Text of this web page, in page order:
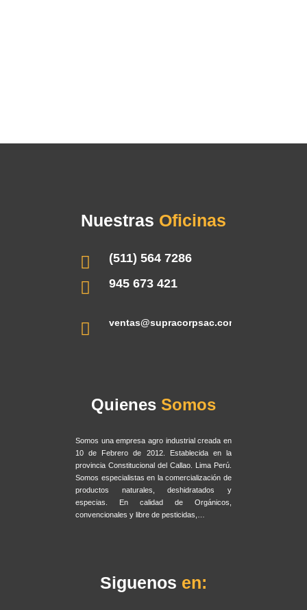
Nuestras Oficinas
(511) 564 7286
945 673 421
ventas@supracorpsac.com
Quienes Somos
Somos una empresa agro industrial creada en
10 de Febrero de 2012. Establecida en la
provincia Constitucional del Callao. Lima Perú.
Somos especialistas en la comercialización de
productos naturales, deshidratados y
especias. En calidad de Orgánicos,
convencionales y libre de pesticidas,…
Siguenos en: